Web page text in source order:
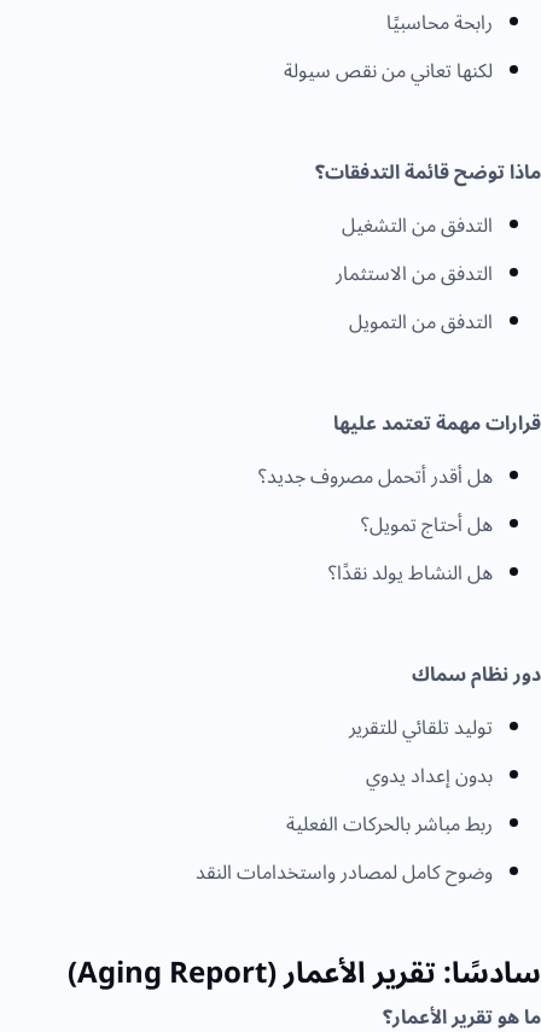
رابحة محاسبيًا
لكنها تعاني من نقص سيولة
ماذا توضح قائمة التدفقات؟
التدفق من التشغيل
التدفق من الاستثمار
التدفق من التمويل
قرارات مهمة تعتمد عليها
هل أقدر أتحمل مصروف جديد؟
هل أحتاج تمويل؟
هل النشاط يولد نقدًا؟
دور نظام سماك
توليد تلقائي للتقرير
بدون إعداد يدوي
ربط مباشر بالحركات الفعلية
وضوح كامل لمصادر واستخدامات النقد
سادسًا: تقرير الأعمار (Aging Report)
ما هو تقرير الأعمار؟